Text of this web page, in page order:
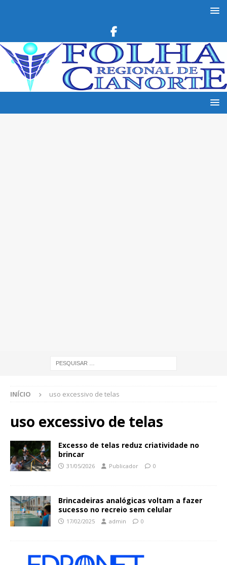
INÍCIO uso excessivo de telas
uso excessivo de telas
Excesso de telas reduz criatividade no
brincar
31/05/2026 Publicador 0
Brincadeiras analógicas voltam a fazer
sucesso no recreio sem celular
17/02/2025 admin 0